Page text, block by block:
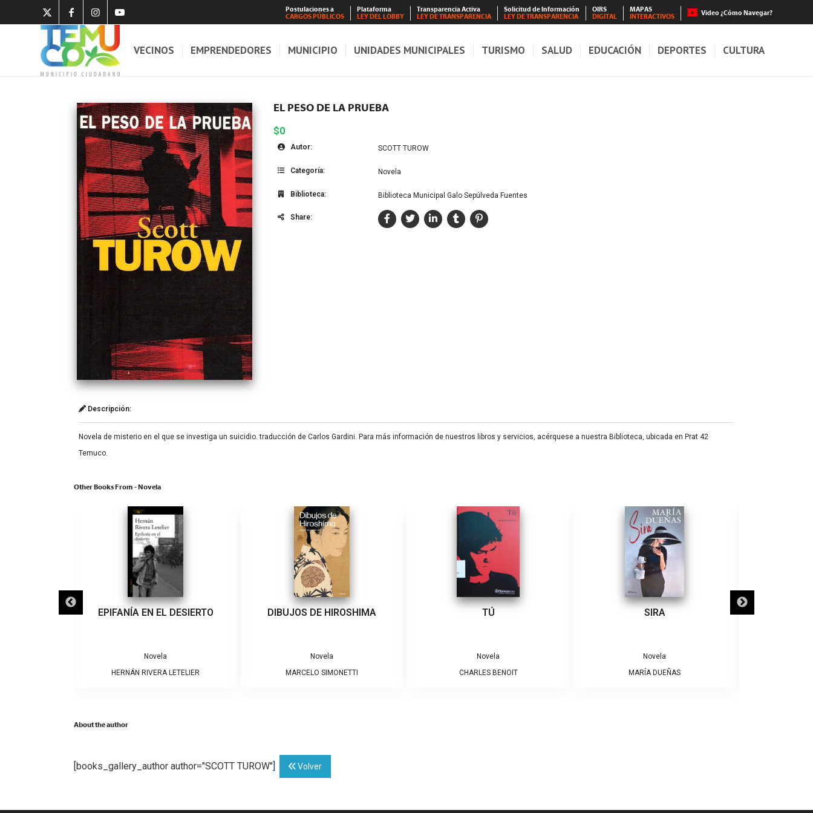
Postulaciones a
CARGOS PÚBLICOS
Plataforma
LEY DEL LOBBY
Transparencia Activa
LEY DE TRANSPARENCIA
Solicitud de Información
LEY DE TRANSPARENCIA
OIRS
DIGITAL
MAPAS
INTERACTIVOS
Video ¿Cómo Navegar?
VECINOS EMPRENDEDORES MUNICIPIO UNIDADES MUNICIPALES TURISMO SALUD EDUCACIÓN DEPORTES CULTURA
EL PESO DE LA PRUEBA
$0
Autor: SCOTT TUROW
Categoría: Novela
Biblioteca: Biblioteca Municipal Galo Sepúlveda Fuentes
Share:
Descripción:
Novela de misterio en el que se investiga un suicidio. traducción de Carlos Gardini. Para más información de nuestros libros y servicios, acérquese a nuestra Biblioteca, ubicada en Prat 42
Temuco.
Other Books From - Novela
EPIFANÍA EN EL DESIERTO
Novela
HERNÁN RIVERA LETELIER
DIBUJOS DE HIROSHIMA
Novela
MARCELO SIMONETTI
TÚ
Novela
CHARLES BENOIT
SIRA
Novela
MARÍA DUEÑAS
About the author
[books_gallery_author author="SCOTT TUROW"] Volver